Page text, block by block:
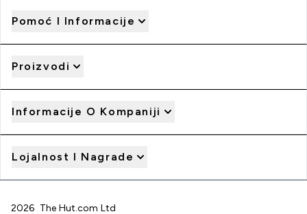
Pomoć I Informacije
Proizvodi
Informacije O Kompaniji
Lojalnost I Nagrade
2026 The Hut.com Ltd